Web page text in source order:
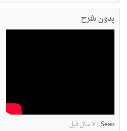
بدون شرح
Sean
|۷ سال قبل